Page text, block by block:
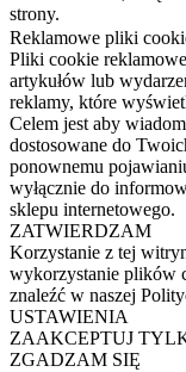
strony.
Reklamowe pliki
Pliki cookie
artykułów lub
reklamy, które
Celem jest aby
dostosowane do
ponownemu
wyłącznie do
sklepu internetowego.
ZATWIERDZAM
Korzystanie z tej
wykorzystanie plików
znaleźć w naszej
USTAWIENIA
ZAAKCEPTUJ
ZGADZAM SIĘ